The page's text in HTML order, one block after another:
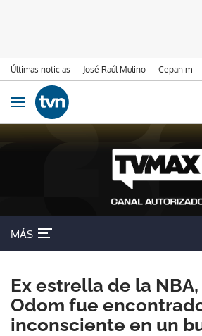
Últimas noticias José Raúl Mulino Cepanim
Ir al contenido
Obrir navegació
MÁS
Ex estrella de la
Odom fue
inconsciente en un